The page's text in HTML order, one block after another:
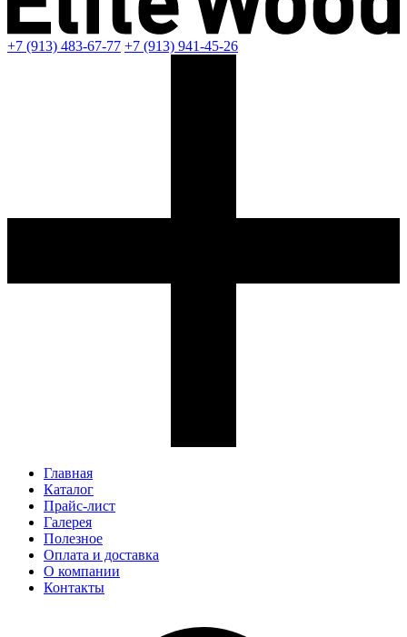
+7 (913) 483-67-77 +7 (913) 941-45-26
Главная
Каталог
Прайс-лист
Галерея
Полезное
Оплата и доставка
О компании
Контакты